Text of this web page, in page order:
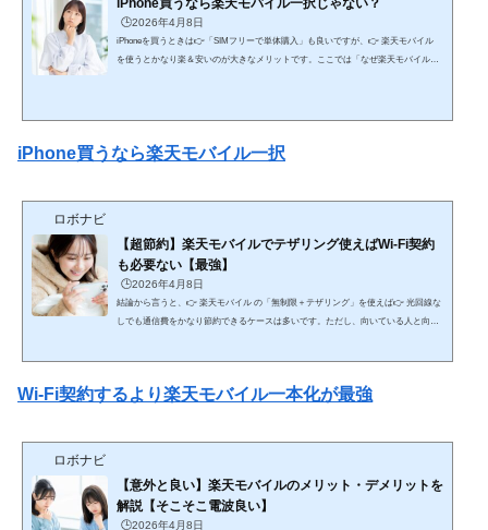
iPhone買うなら楽天モバイル一択じゃない？
🕒️2026年4月8日
iPhoneを買うときは👉「SIMフリーで単体購入」も良いですが、👉 楽天モバイル
を使うとかなり楽＆安いのが大きなメリットです。ここでは「なぜ楽天モバイルで
べ...
iPhone買うなら楽天モバイル一択
ロボナビ
【超節約】楽天モバイルでテザリング使えばWi-Fi契約
も必要ない【最強】
🕒️2026年4月8日
結論から言うと、👉 楽天モバイル の「無制限＋テザリング」を使えば👉 光回線な
しでも通信費をかなり節約できるケースは多いです。ただし、向いている人と向い
回線＋スマホ（一般的） 光回線：4,000〜6,000円 スマホ：3,000〜8,000円👉 合計：
Wi-Fi契約するより楽天モバイル一本化が最強
ロボナビ
【意外と良い】楽天モバイルのメリット・デメリットを
解説【そこそこ電波良い】
🕒️2026年4月8日